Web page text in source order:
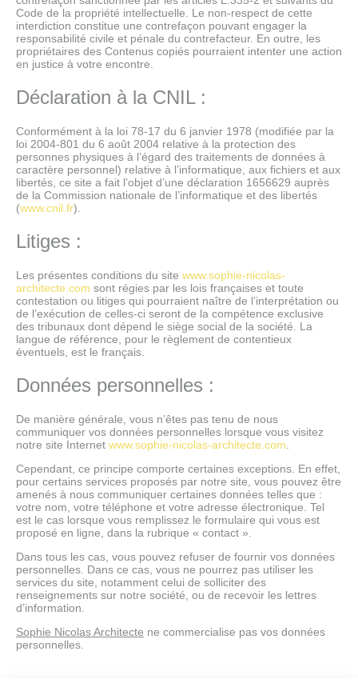
Code de la propriété intellectuelle. Le non-respect de cette
interdiction constitue une contrefaçon pouvant engager la
responsabilité civile et pénale du contrefacteur. En outre, les
propriétaires des Contenus copiés pourraient intenter une action
en justice à votre encontre.
Déclaration à la CNIL :
Conformément à la loi 78-17 du 6 janvier 1978 (modifiée par la
loi 2004-801 du 6 août 2004 relative à la protection des
personnes physiques à l’égard des traitements de données à
caractère personnel) relative à l’informatique, aux fichiers et aux
libertés, ce site a fait l’objet d’une déclaration 1656629 auprès
de la Commission nationale de l’informatique et des libertés
(www.cnil.fr).
Litiges :
Les présentes conditions du site www.sophie-nicolas-
architecte.com sont régies par les lois françaises et toute
contestation ou litiges qui pourraient naître de l’interprétation ou
de l’exécution de celles-ci seront de la compétence exclusive
des tribunaux dont dépend le siège social de la société. La
langue de référence, pour le règlement de contentieux
éventuels, est le français.
Données personnelles :
De manière générale, vous n’êtes pas tenu de nous
communiquer vos données personnelles lorsque vous visitez
notre site Internet www.sophie-nicolas-architecte.com
Cependant, ce principe comporte certaines exceptions. En effet,
pour certains services proposés par notre site, vous pouvez être
amenés à nous communiquer certaines données telles que :
votre nom, votre téléphone et votre adresse électronique. Tel
est le cas lorsque vous remplissez le formulaire qui vous est
proposé en ligne, dans la rubrique « contact ».
Dans tous les cas, vous pouvez refuser de fournir vos données
personnelles. Dans ce cas, vous ne pourrez pas utiliser les
services du site, notamment celui de solliciter des
renseignements sur notre société, ou de recevoir les lettres
d’information.
Sophie Nicolas Architecte ne commercialise pas vos données
personnelles.